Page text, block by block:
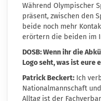
Während Olympischer
präsent, zwischen den
beide noch mehr
erörtern die beiden im
DOSB: Wenn ihr die
Logo seht, was ist eure
Patrick Beckert: Ich
Nationalmannschaft
Alltag ist der